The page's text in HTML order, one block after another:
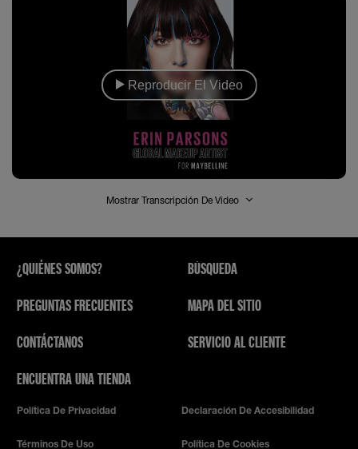
Reproducir El Video
Mostrar Transcripción De Video
¿QUIÉNES SOMOS?
PREGUNTAS FRECUENTES
CONTÁCTANOS
ENCUENTRA UNA TIENDA
BÚSQUEDA
MAPA DEL SITIO
SERVICIO AL CLIENTE
Política De Privacidad Declaración De Accesibilidad
Términos De Uso Política De Cookies